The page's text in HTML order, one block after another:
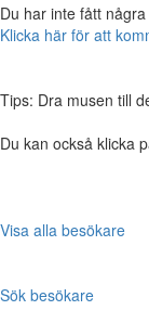
Du har inte fått
Klicka här för att
Tips: Dra musen till
Du kan också klicka
Visa alla besökare
Sök besökare